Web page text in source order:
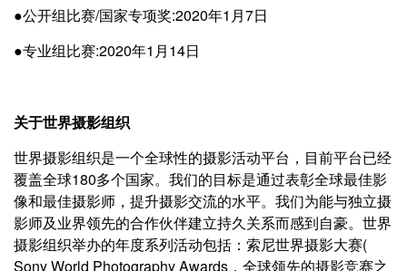
●公开组比赛/国家专项奖:2020年1月7日
●专业组比赛:2020年1月14日
关于世界摄影组织
世界摄影组织是一个全球性的摄影活动平台，目前平台已经
覆盖全球180多个国家。我们的目标是通过表彰全球最佳影
像和最佳摄影师，提升摄影交流的水平。我们为能与独立摄
影师及业界领先的合作伙伴建立持久关系而感到自豪。世界
摄影组织举办的年度系列活动包括：索尼世界摄影大赛(
Sony World Photography Awards，全球领先的摄影竞赛之